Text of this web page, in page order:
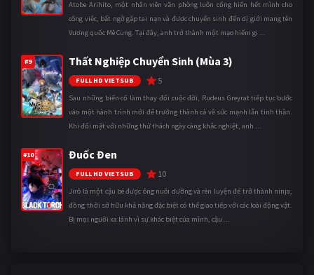
Atobe Arihito, một nhân viên văn phòng luôn cống hiến hết mình cho
công việc, bất ngờ gặp tai nạn và được chuyển sinh đến dị giới mang tên
Vương quốc Mê Cung. Tại đây, anh trở thành một mạo hiểm gi ...
#9 Thất Nghiệp Chuyển Sinh (Mùa 3)
FULL HD VIETSUB 5
Sau những biến cố làm thay đổi cuộc đời, Rudeus Greyrat tiếp tục bước
vào một hành trình mới để trưởng thành cả về sức mạnh lẫn tinh thần.
Khi đối mặt với những thử thách ngày càng khắc nghiệt, anh ...
#10 Đuốc Đen
FULL HD VIETSUB 10
Jirô là một cậu bé được ông nuôi dưỡng và rèn luyện để trở thành ninja,
đồng thời sở hữu khả năng đặc biệt có thể giao tiếp với các loài động vật.
Bị mọi người xa lánh vì sự khác biệt của mình, cậu ...